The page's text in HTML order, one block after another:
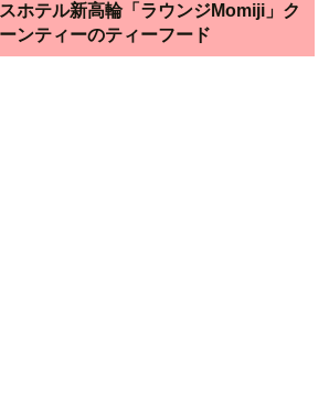
ホテル新高輪「ラウンジMomiji」ク
ンティーのティーフード